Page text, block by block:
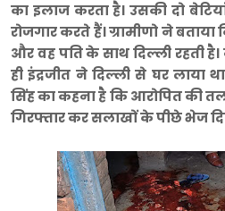
का इलाज करता है। उसकी दो
रोजगार करते हैं। ग्रामीणो ने बताया
और वह पति के साथ दिल्ली रहती है।
ही इंद्रजीत ने दिल्ली से घर
सिंह का कहना है कि आरोपित की
गिरफ्तार कर सलाखों के पीछे भेज